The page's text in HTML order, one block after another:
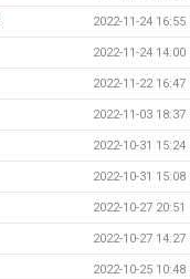
2022-11-24 16:55
2022-11-24 14:00
2022-11-22 16:47
2022-11-03 18:37
2022-10-31 15:24
2022-10-31 15:08
2022-10-27 20:51
2022-10-27 14:27
2022-10-25 10:48